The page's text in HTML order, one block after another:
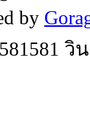
by
วิ